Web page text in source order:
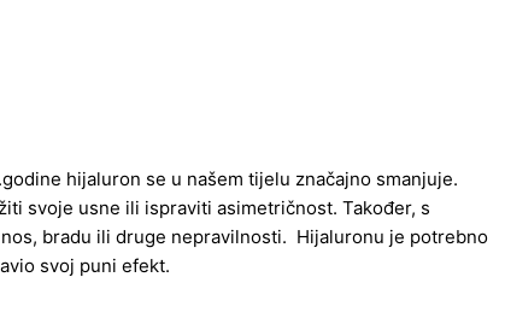
hijaluron se u našem tijelu značajno smanjuje.
svoje usne ili ispraviti asimetričnost. Također, s
bradu ili druge nepravilnosti. Hijaluronu je potrebno
svoj puni efekt.